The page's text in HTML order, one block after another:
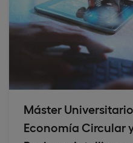
Máster
Economía Circular